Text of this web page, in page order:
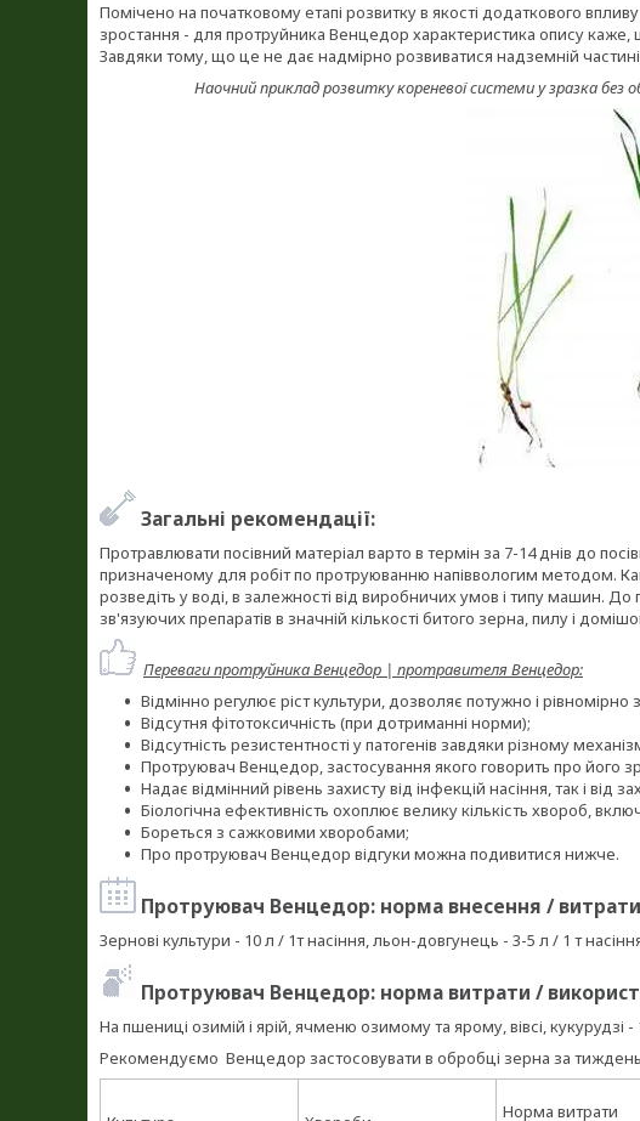
Помічено на початковому етапі розвитку в якості додаткового
зростання - для протруйника Венцедор характеристика опису каже,
Завдяки тому, що це не дає надмірно розвиватися надземній
Наочний приклад розвитку кореневої системи у зразка без
Загальні рекомендації:
Протравлювати посівний матеріал варто в термін за 7-14 днів до
призначеному для робіт по протруюванню напіввологим методом.
розведіть у воді, в залежності від виробничих умов і типу машин. До
зв'язуючих препаратів в значній кількості битого зерна, пилу і
Переваги протруйника Венцедор | протравителя Венцедор:
Відмінно регулює ріст культури, дозволяє потужно і рівномірно
Відсутня фітотоксичність (при дотриманні норми);
Відсутність резистентності у патогенів завдяки різному
Протруювач Венцедор, застосування якого говорить про його
Надає відмінний рівень захисту від інфекцій насіння, так і від
Біологічна ефективність охоплює велику кількість хвороб,
Бореться з сажковими хворобами;
Про протруювач Венцедор відгуки можна подивитися нижче.
Протруювач Венцедор: норма внесення /
Зернові культури - 10 л / 1т насіння, льон-довгунець - 3-5 л / 1 т
Протруювач Венцедор: норма витрати /
На пшениці озимій і ярій, ячменю озимому та ярому, вівсі, кукурудзі -
Рекомендуємо Венцедор застосовувати в обробці зерна за
Норма витрати